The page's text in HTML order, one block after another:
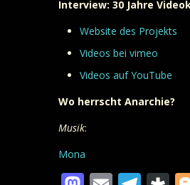
Interview: 30 Jahre
Website des Projekts
Videos bei vimeo
Videos auf YouTube
Wo herrscht Anarchie?
Musik:
Mona